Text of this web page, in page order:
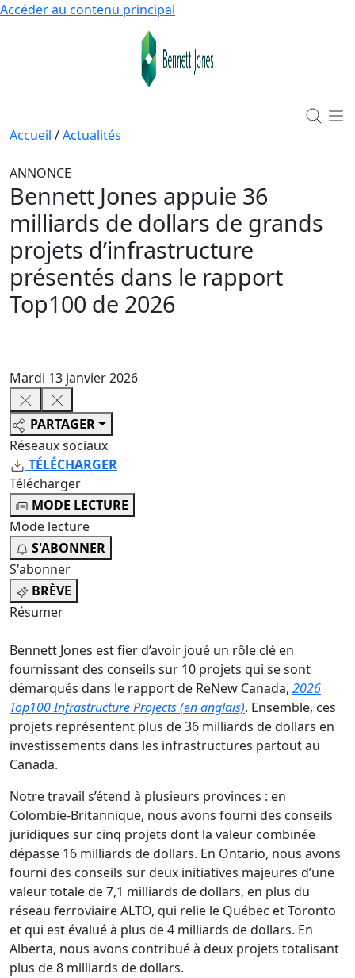
Accéder au contenu principal
Accueil /Actualités
ANNONCE
Bennett Jones appuie 36
milliards de dollars de grands
projets d’infrastructure
présentés dans le rapport
Top100 de 2026
Mardi 13 janvier 2026
PARTAGER
Réseaux sociaux
TÉLÉCHARGER
Télécharger
MODE LECTURE
Mode lecture
S'ABONNER
S'abonner
BRÈVE
Résumer
Bennett Jones est fier d’avoir joué un rôle clé en
fournissant des conseils sur 10 projets qui se sont
démarqués dans le rapport de ReNew Canada, 2026
Top100 Infrastructure Projects (en anglais). Ensemble, ces
projets représentent plus de 36 milliards de dollars en
investissements dans les infrastructures partout au
Canada.
Notre travail s’étend à plusieurs provinces : en
Colombie-Britannique, nous avons fourni des conseils
juridiques sur cinq projets dont la valeur combinée
dépasse 16 milliards de dollars. En Ontario, nous avons
fourni des conseils sur deux initiatives majeures d’une
valeur totale de 7,1 milliards de dollars, en plus du
réseau ferroviaire ALTO, qui relie le Québec et Toronto
et qui est évalué à plus de 4 milliards de dollars. En
Alberta, nous avons contribué à deux projets totalisant
plus de 8 milliards de dollars.